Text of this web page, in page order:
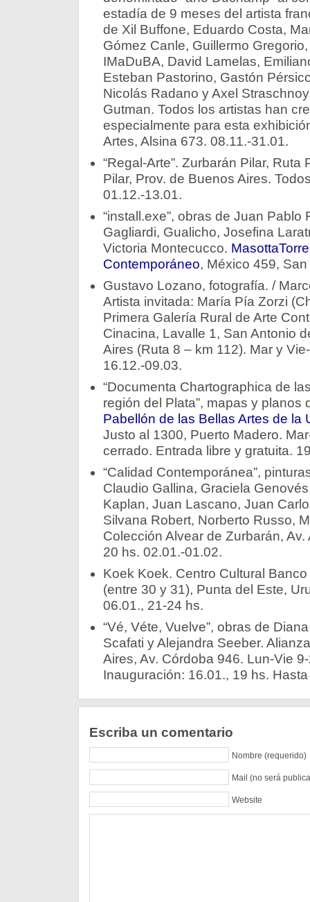
estadía de 9 meses del artista
de Xil Buffone, Eduardo Costa,
Gómez Canle, Guillermo
IMaDuBA, David Lamelas,
Esteban Pastorino, Gastón
Nicolás Radano y Axel
Gutman. Todos los artistas han
especialmente para esta
Artes, Alsina 673. 08.11.-31.01.
“Regal-Arte”. Zurbarán Pilar,
Pilar, Prov. de Buenos Aires.
01.12.-13.01.
“install.exe”, obras de Juan Pablo
Gagliardi, Gualicho, Josefina
Victoria Montecucco.
Contemporáneo, México 459,
Gustavo Lozano, fotografía. /
Artista invitada: María Pía Zorzi
Primera Galería Rural de Arte
Cinacina, Lavalle 1, San Antonio
Aires (Ruta 8 – km 112). Mar y
16.12.-09.03.
“Documenta Chartographica de
región del Plata”, mapas y planos
Pabellón de las Bellas Artes de la
Justo al 1300, Puerto Madero.
cerrado. Entrada libre y gratuita.
“Calidad Contemporánea”,
Claudio Gallina, Graciela
Kaplan, Juan Lascano, Juan
Silvana Robert, Norberto Russo,
Colección Alvear de Zurbarán,
20 hs. 02.01.-01.02.
Koek Koek. Centro Cultural
(entre 30 y 31), Punta del Este,
06.01., 21-24 hs.
“Vé, Véte, Vuelve”, obras de
Scafati y Alejandra Seeber.
Aires, Av. Córdoba 946. Lun-Vie
Inauguración: 16.01., 19 hs.
Escriba un comentario
Nombre (requerido)
Mail (no será
Website